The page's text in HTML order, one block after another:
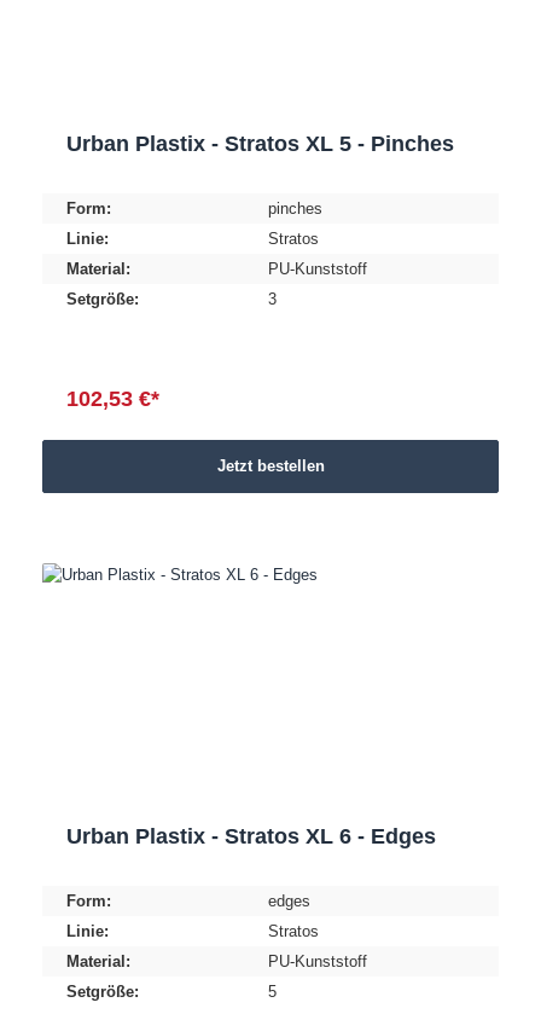
Urban Plastix - Stratos XL 5 - Pinches
Form:
pinches
Linie:
Stratos
Material:
PU-Kunststoff
Setgröße:
3
102,53 €*
Jetzt bestellen
Urban Plastix - Stratos XL 6 - Edges
Form:
edges
Linie:
Stratos
Material:
PU-Kunststoff
Setgröße:
5